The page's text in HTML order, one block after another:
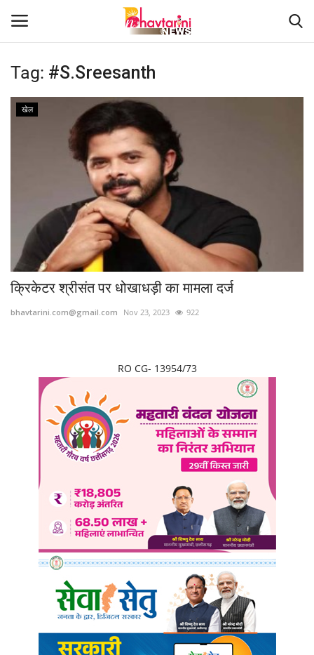
Home
दुनिया
मध्य प्रदेश
राजस्थान
उत्तर प्रदेश
झारखंड
लाइफस्टाइल
Tag: #S.Sreesanth
खेल
क्रिकेटर श्रीसंत पर धोखाधड़ी का मामला दर्ज
bhavtarini.com@gmail.com Nov 23, 2023 922
RO CG- 13954/73